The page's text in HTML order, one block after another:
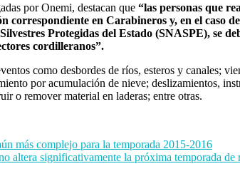
por Onemi, destacan que “las personas que
correspondiente en Carabineros y, en el
Protegidas del Estado (SNASPE),
cordilleranos”.
como desbordes de ríos, esteros y canales;
por acumulación de nieve; deslizamientos,
o remover material en laderas; entre otras.
más complejo para la temporada 2015-2016
altera significativamente la próxima temporada de